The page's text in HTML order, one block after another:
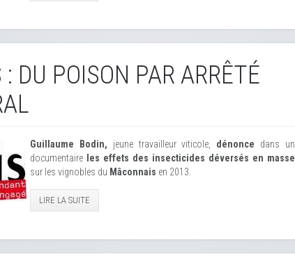
DU POISON PAR ARRÊTÉ
Guillaume Bodin, jeune travailleur viticole, dénonce dans un
documentaire les effets des insecticides déversés en masse
sur les vignobles du Mâconnais en 2013.
LIRE LA SUITE